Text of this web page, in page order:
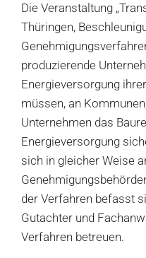
Die Veranstaltung
Thüringen,
produzierende
Energieversorgung
müssen, an
Unternehmen das
Energieversorgung
sich in gleicher Weise
der Verfahren befasst
Gutachter und
Verfahren betreuen.